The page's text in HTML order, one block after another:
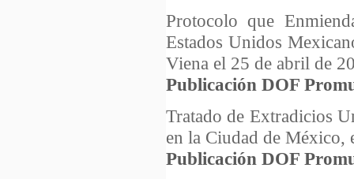
Protocolo que
Estados Unidos
Viena el 25 de abril de
Publicación DOF
Tratado de Extradicios
en la Ciudad de México,
Publicación DOF